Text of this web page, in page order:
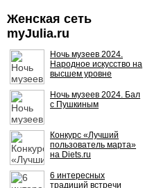
Женская сеть
myJulia.ru
Ночь музеев 2024.
Народное искусство на
высшем уровне
Ночь музеев 2024. Бал
с Пушкиным
Конкурс «Лучший
пользователь марта»
на Diets.ru
6 интересных
традиций встречи